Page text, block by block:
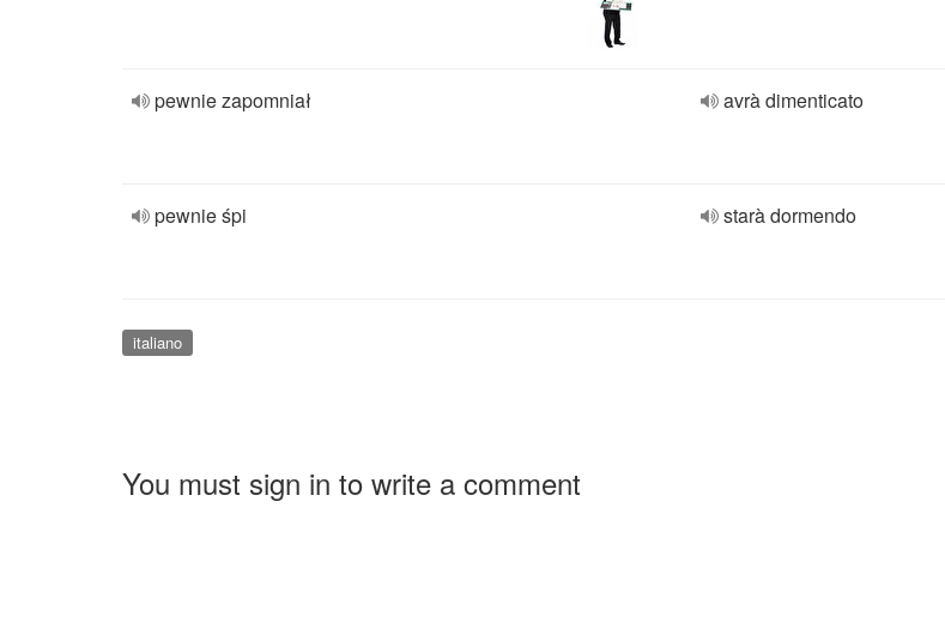
pewnie zapomniał avrà dimenticato
pewnie śpi starà dormendo
italiano
You must sign in to write a comment